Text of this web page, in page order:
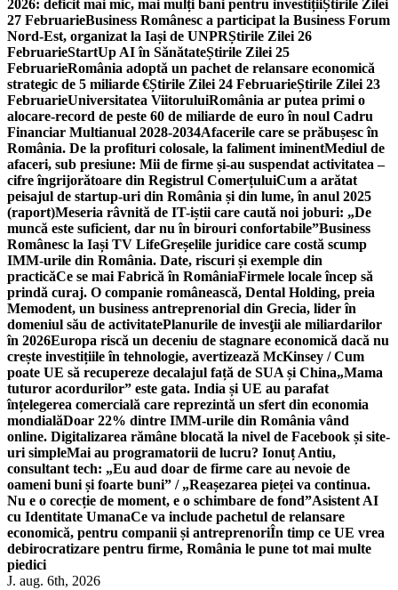
2026: deficit mai mic, mai mulți bani pentru investițiiȘtirile Zilei
27 FebruarieBusiness Românesc a participat la Business Forum
Nord-Est, organizat la Iași de UNPRȘtirile Zilei 26
FebruarieStartUp AI în SănătateȘtirile Zilei 25
FebruarieRomânia adoptă un pachet de relansare economică
strategic de 5 miliarde €Știrile Zilei 24 FebruarieȘtirile Zilei 23
FebruarieUniversitatea ViitoruluiRomânia ar putea primi o
alocare-record de peste 60 de miliarde de euro în noul Cadru
Financiar Multianual 2028-2034Afacerile care se prăbușesc în
România. De la profituri colosale, la faliment iminentMediul de
afaceri, sub presiune: Mii de firme și-au suspendat activitatea –
cifre îngrijorătoare din Registrul ComerțuluiCum a arătat
peisajul de startup-uri din România și din lume, în anul 2025
(raport)Meseria râvnită de IT-iștii care caută noi joburi: „De
muncă este suficient, dar nu în birouri confortabile”Business
Românesc la Iași TV LifeGreșelile juridice care costă scump
IMM-urile din România. Date, riscuri și exemple din
practicăCe se mai Fabrică în RomâniaFirmele locale încep să
prindă curaj. O companie românească, Dental Holding, preia
Memodent, un business antreprenorial din Grecia, lider în
domeniul său de activitatePlanurile de invesţii ale miliardarilor
în 2026Europa riscă un deceniu de stagnare economică dacă nu
crește investițiile în tehnologie, avertizează McKinsey / Cum
poate UE să recupereze decalajul față de SUA și China„Mama
tuturor acordurilor” este gata. India și UE au parafat
înțelegerea comercială care reprezintă un sfert din economia
mondialăDoar 22% dintre IMM-urile din România vând
online. Digitalizarea rămâne blocată la nivel de Facebook și site-
uri simpleMai au programatorii de lucru? Ionuț Antiu,
consultant tech: „Eu aud doar de firme care au nevoie de
oameni buni și foarte buni” / „Reașezarea pieței va continua.
Nu e o corecție de moment, e o schimbare de fond”Asistent AI
cu Identitate UmanaCe va include pachetul de relansare
economică, pentru companii și antreprenoriÎn timp ce UE vrea
debirocratizare pentru firme, România le pune tot mai multe
piedici
J. aug. 6th, 2026